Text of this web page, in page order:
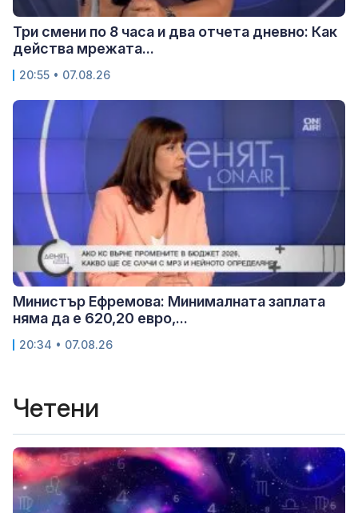
Три смени по 8 часа и два отчета дневно: Как
действа мрежата...
20:55 • 07.08.26
Министър Ефремова: Минималната заплата
няма да е 620,20 евро,...
20:34 • 07.08.26
Четени